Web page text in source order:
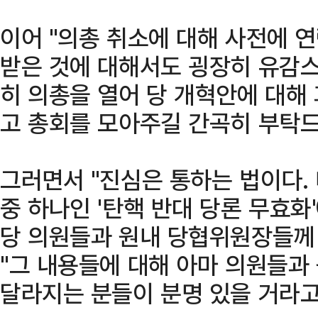
이어 "의총 취소에 대해 사전에
받은 것에 대해서도 굉장히 유감
히 의총을 열어 당 개혁안에 대
고 총회를 모아주길 간곡히 부탁
그러면서 "진심은 통하는 법이다
중 하나인 '탄핵 반대 당론 무효
당 의원들과 원내 당협위원장들
"그 내용들에 대해 아마 의원들
달라지는 분들이 분명 있을 거라